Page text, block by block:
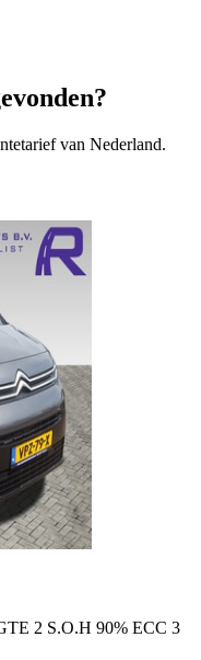
van Nederland.
2 S.O.H 90% ECC 3